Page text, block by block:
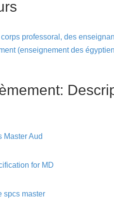
professoral, des
(enseignement des
Master Aud
for MD
spcs master